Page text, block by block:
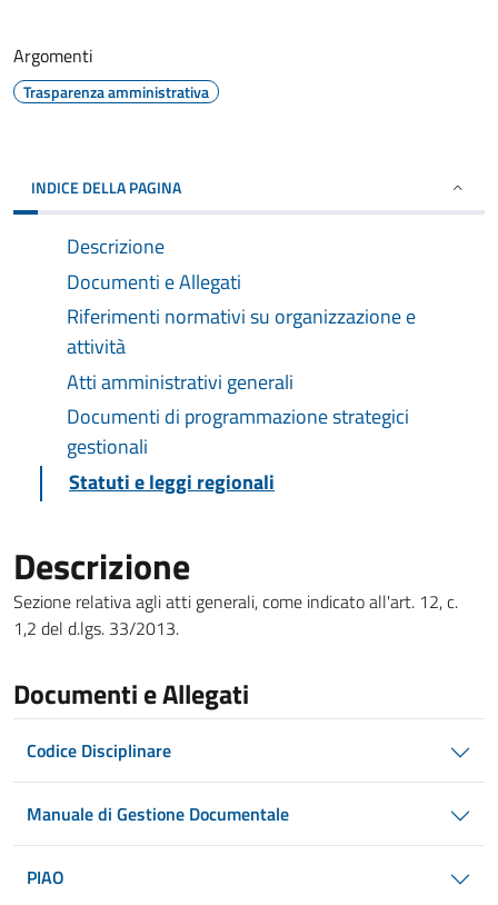
Argomenti
Trasparenza amministrativa
INDICE DELLA PAGINA
Descrizione
Documenti e Allegati
Riferimenti normativi su organizzazione e
attività
Atti amministrativi generali
Documenti di programmazione strategici
gestionali
Statuti e leggi regionali
Descrizione
Sezione relativa agli atti generali, come indicato all'art. 12, c.
1,2 del d.lgs. 33/2013.
Documenti e Allegati
Codice Disciplinare
Manuale di Gestione Documentale
PIAO